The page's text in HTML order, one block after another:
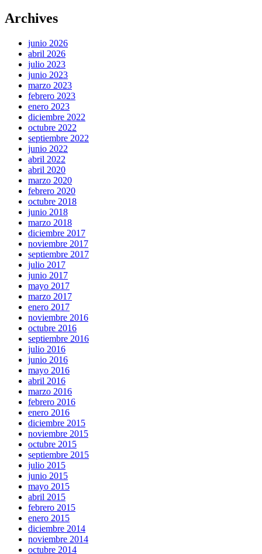
Archives
junio 2026
abril 2026
julio 2023
junio 2023
marzo 2023
febrero 2023
enero 2023
diciembre 2022
octubre 2022
septiembre 2022
junio 2022
abril 2022
abril 2020
marzo 2020
febrero 2020
octubre 2018
junio 2018
marzo 2018
diciembre 2017
noviembre 2017
septiembre 2017
julio 2017
junio 2017
mayo 2017
marzo 2017
enero 2017
noviembre 2016
octubre 2016
septiembre 2016
julio 2016
junio 2016
mayo 2016
abril 2016
marzo 2016
febrero 2016
enero 2016
diciembre 2015
noviembre 2015
octubre 2015
septiembre 2015
julio 2015
junio 2015
mayo 2015
abril 2015
febrero 2015
enero 2015
diciembre 2014
noviembre 2014
octubre 2014